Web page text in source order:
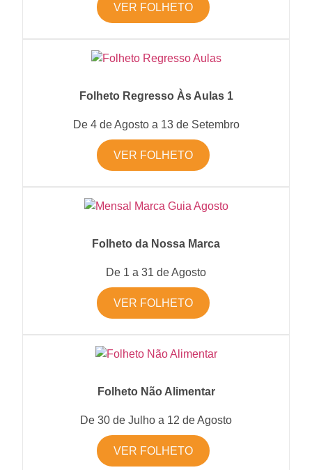
VER FOLHETO
Folheto Regresso Às Aulas 1
De 4 de Agosto a 13 de Setembro
VER FOLHETO
Folheto da Nossa Marca
De 1 a 31 de Agosto
VER FOLHETO
Folheto Não Alimentar
De 30 de Julho a 12 de Agosto
VER FOLHETO